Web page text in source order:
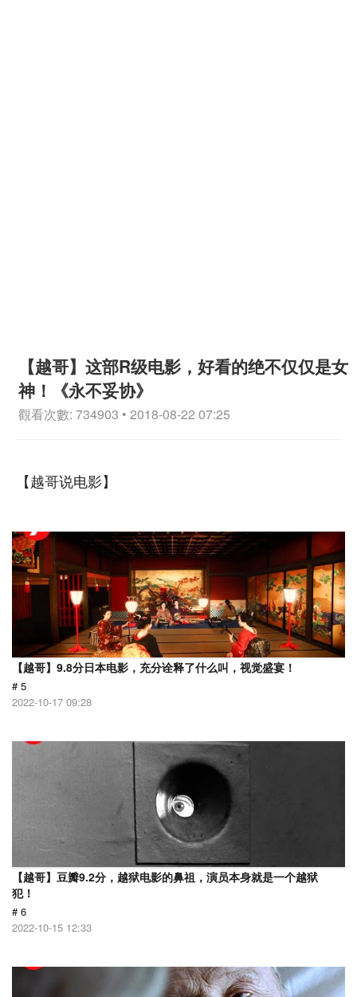
【越哥】这部R级电影，好看的绝不仅仅是女
神！《永不妥协》
觀看次數: 734903 • 2018-08-22 07:25
【越哥说电影】
【越哥】9.8分日本电影，充分诠释了什么叫，视觉盛宴！
# 5
2022-10-17 09:28
【越哥】豆瓣9.2分，越狱电影的鼻祖，演员本身就是一个越狱
犯！
# 6
2022-10-15 12:33